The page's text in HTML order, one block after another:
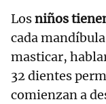
Losniños
cada
masticar,
32 dientes
comienzan a